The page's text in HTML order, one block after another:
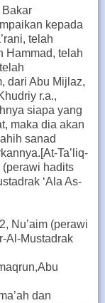
Bakar
kepada
telah
Hammad, telah
dari Abu Mijlaz,
r.a.,
siapa yang
maka dia akan
sanad
Ta’liq-
(perawi hadits
‘Ala As-
Nu’aim (perawi
Al-Mustadrak
dan